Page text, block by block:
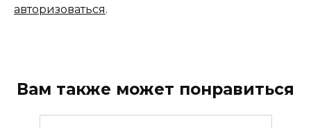
авторизоваться.
Вам также может понравиться